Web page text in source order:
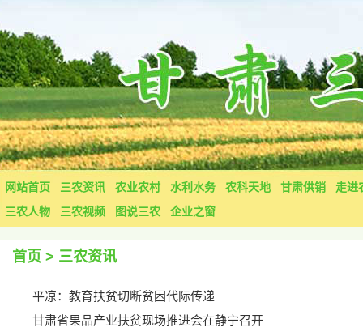
网站首页 三农资讯 农业农村 水利水务 农科天地 甘肃供销
走进
三农人物
三农视频 图说三农 企业之窗
首页 > 三农资讯
平凉：教育扶贫切断贫困代际传递
甘肃省果品产业扶贫现场推进会在静宁召开